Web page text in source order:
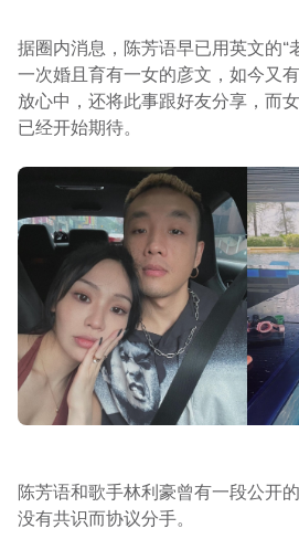
据圈内消息，陈芳语早已用英文的“
一次婚且育有一女的彦文，如今又
放心中，还将此事跟好友分享，而
已经开始期待。
陈芳语和歌手林利豪曾有一段公开
没有共识而协议分手。